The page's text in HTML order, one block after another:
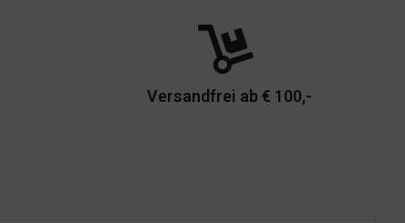
Versandfrei ab € 100,-